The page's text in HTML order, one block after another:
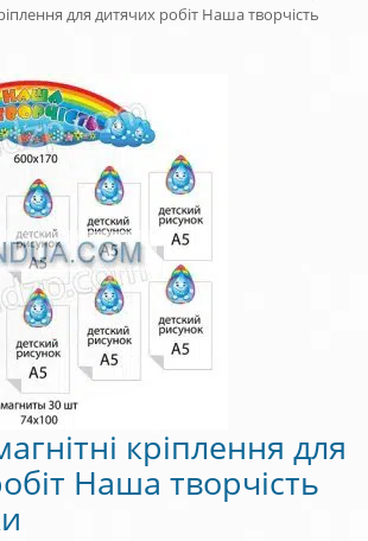
для дитячих робіт Наша творчість
кріплення для
Наша творчість